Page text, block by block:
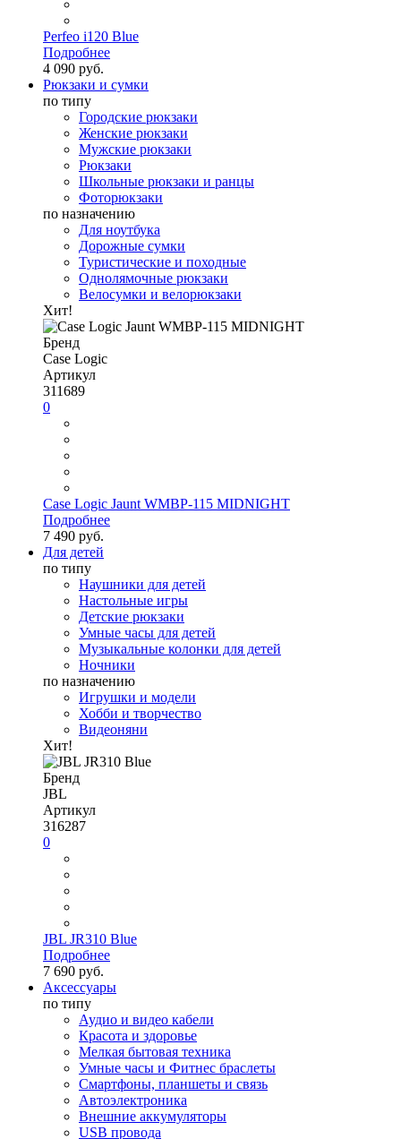
Perfeo i120 Blue
Подробнее
4 090 руб.
Рюкзаки и сумки
по типу
Городские рюкзаки
Женские рюкзаки
Мужские рюкзаки
Рюкзаки
Школьные рюкзаки и ранцы
Фоторюкзаки
по назначению
Для ноутбука
Дорожные сумки
Туристические и походные
Однолямочные рюкзаки
Велосумки и велорюкзаки
Хит!
Бренд
Case Logic
Артикул
311689
0
Case Logic Jaunt WMBP-115 MIDNIGHT
Подробнее
7 490 руб.
Для детей
по типу
Наушники для детей
Настольные игры
Детские рюкзаки
Умные часы для детей
Музыкальные колонки для детей
Ночники
по назначению
Игрушки и модели
Хобби и творчество
Видеоняни
Хит!
Бренд
JBL
Артикул
316287
0
JBL JR310 Blue
Подробнее
7 690 руб.
Аксессуары
по типу
Аудио и видео кабели
Красота и здоровье
Мелкая бытовая техника
Умные часы и Фитнес браслеты
Смартфоны, планшеты и связь
Автоэлектроника
Внешние аккумуляторы
USB провода